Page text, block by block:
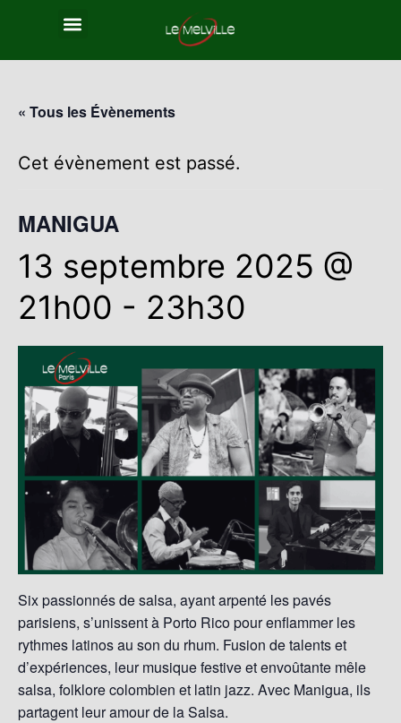
« Tous les Évènements
Cet évènement est passé.
MANIGUA
13 septembre 2025 @
21h00 - 23h30
Six passionnés de salsa, ayant arpenté les pavés
parisiens, s’unissent à Porto Rico pour enflammer les
rythmes latinos au son du rhum. Fusion de talents et
d’expériences, leur musique festive et envoûtante mêle
salsa, folklore colombien et latin jazz. Avec Manigua, ils
partagent leur amour de la Salsa.